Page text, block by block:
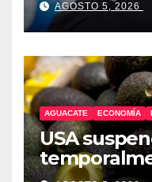
AGOSTO 5, 2026
AGUACATE ECONOMÍA
USA